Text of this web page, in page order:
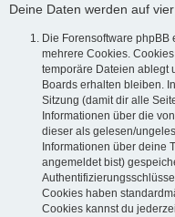
Deine Daten werden auf
Die Forensoftware
mehrere Cookies.
temporäre Dateien ablegt
Boards erhalten bleiben.
Sitzung (damit dir alle
Informationen über die
dieser als gelesen/
Informationen über deine
angemeldet bist)
Cookies haben
Cookies kannst du